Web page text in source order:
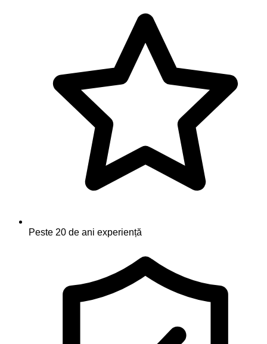
Peste 20 de ani experiență